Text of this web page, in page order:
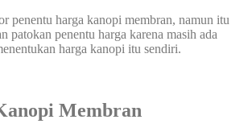
penentu harga kanopi membran, namun itu
patokan penentu harga karena masih ada
harga kanopi itu sendiri.
Membran